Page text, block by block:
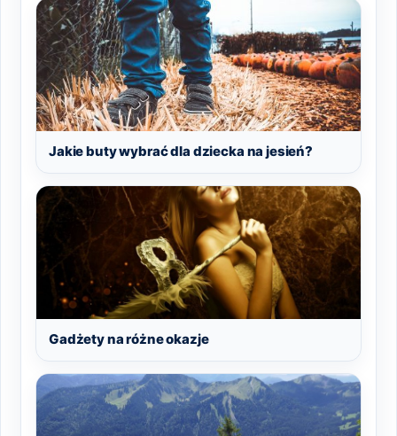
Jakie buty wybrać dla dziecka na jesień?
Gadżety na różne okazje